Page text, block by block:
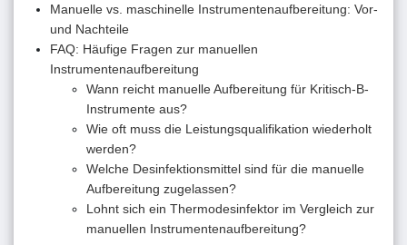
Manuelle vs. maschinelle Instrumentenaufbereitung: Vor-
und Nachteile
FAQ: Häufige Fragen zur manuellen
Instrumentenaufbereitung
Wann reicht manuelle Aufbereitung für Kritisch-B-
Instrumente aus?
Wie oft muss die Leistungsqualifikation wiederholt
werden?
Welche Desinfektionsmittel sind für die manuelle
Aufbereitung zugelassen?
Lohnt sich ein Thermodesinfektor im Vergleich zur
manuellen Instrumentenaufbereitung?